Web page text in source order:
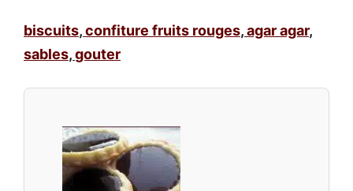
biscuits,confiture fruits rouges,agar agar,
sables,gouter